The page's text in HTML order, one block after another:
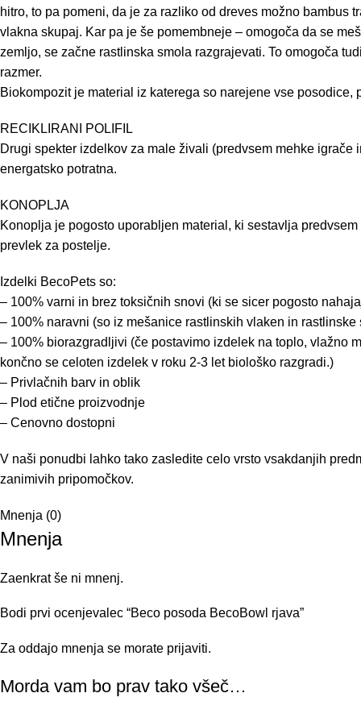
hitro, to pa pomeni, da je za razliko od dreves možno
vlakna skupaj. Kar pa je še pomembneje – omogoča da se
zemljo, se začne rastlinska smola razgrajevati. To omogoča
razmer.
Biokompozit je material iz katerega so narejene vse posodice,
RECIKLIRANI POLIFIL
Drugi spekter izdelkov za male živali (predvsem mehke
energatsko potratna.
KONOPLJA
Konoplja je pogosto uporabljen material, ki sestavlja
prevlek za postelje.
Izdelki BecoPets so:
– 100% varni in brez toksičnih snovi (ki se sicer pogosto
– 100% naravni (so iz mešanice rastlinskih vlaken in rastlinske
– 100% biorazgradljivi (če postavimo izdelek na toplo, vlažno
končno se celoten izdelek v roku 2-3 let biološko razgradi.)
– Privlačnih barv in oblik
– Plod etične proizvodnje
– Cenovno dostopni
V naši ponudbi lahko tako zasledite celo vrsto vsakdanjih
zanimivih pripomočkov.
Mnenja (0)
Mnenja
Zaenkrat še ni mnenj.
Bodi prvi ocenjevalec “Beco posoda BecoBowl rjava”
Za oddajo mnenja se morate prijaviti.
Morda vam bo prav tako všeč…